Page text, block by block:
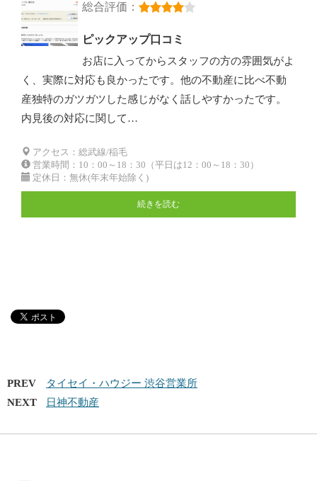
総合評価：
ピックアップ口コミ
お店に入ってからスタッフの方の雰囲気がよ
く、実際に対応も良かったです。他の不動産に比べ不動
産独特のガツガツした感じがなく話しやすかったです。
内見後の対応に関して…
アクセス：総武線/稲毛
営業時間：10：00～18：30（平日は12：00～18：30）
定休日：無休(年末年始除く)
続きを読む
PREV
タイセイ・ハウジー 渋谷営業所
NEXT
日神不動産